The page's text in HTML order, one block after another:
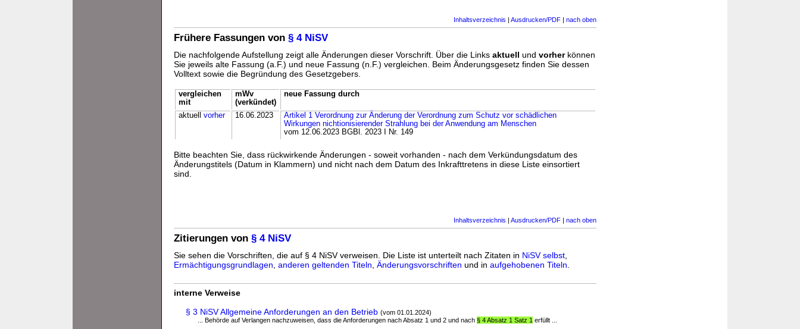
Inhaltsverzeichnis | Ausdrucken/PDF | nach oben
Frühere Fassungen von § 4 NiSV
Die nachfolgende Aufstellung zeigt alle Änderungen dieser Vorschrift. Über die Links aktuell und vorherkönnen
Sie jeweils alte Fassung (a.F.) und neue Fassung (n.F.) vergleichen. Beim Änderungsgesetz finden Sie dessen
Volltext sowie die Begründung des Gesetzgebers.
vergleichen
mit
mWv
(verkündet)
neue Fassung durch
aktuell vorher 16.06.2023
Artikel 1 Verordnung zur Änderung der Verordnung zum Schutz vor schädlichen
Wirkungen nichtionisierender Strahlung bei der Anwendung am Menschen
vom 12.06.2023 BGBl. 2023 I Nr. 149
Bitte beachten Sie, dass rückwirkende Änderungen - soweit vorhanden - nach dem Verkündungsdatum des
Änderungstitels (Datum in Klammern) und nicht nach dem Datum des Inkrafttretens in diese Liste einsortiert
sind.
Inhaltsverzeichnis | Ausdrucken/PDF | nach oben
Zitierungen von § 4 NiSV
Sie sehen die Vorschriften, die auf § 4 NiSV verweisen. Die Liste ist unterteilt nach Zitaten in NiSV selbst
Ermächtigungsgrundlagen anderen geltenden Titeln Änderungsvorschriften und in aufgehobenen Titeln
interne Verweise
§ 3 NiSV Allgemeine Anforderungen an den Betrieb (vom 01.01.2024)
... Behörde auf Verlangen nachzuweisen, dass die Anforderungen nach Absatz 1 und 2 und nach § 4 Absatz 1 Satz 1 erfüllt ...